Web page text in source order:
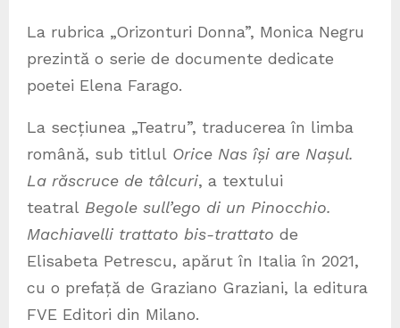
La rubrica „Orizonturi Donna”, Monica Negru
prezintă o serie de documente dedicate
poetei Elena Farago.
La secțiunea „Teatru”, traducerea în limba
română, sub titlul Orice Nas își are Nașul.
La răscruce de tâlcuri, a textului
teatral Begole sull’ego di un Pinocchio.
Machiavelli trattato bis-trattato de
Elisabeta Petrescu, apărut în Italia în 2021,
cu o prefață de Graziano Graziani, la editura
FVE Editori din Milano.